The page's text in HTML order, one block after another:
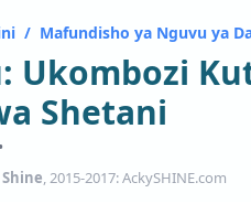
/ Mafundisho ya Nguvu ya
Ukombozi
Shetani
•
, 2015-2017: AckySHINE.com